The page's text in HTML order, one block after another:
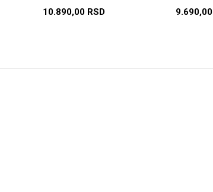
10.890,00 RSD
9.690,00